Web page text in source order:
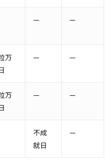
— —
万
— —
万
— —
不成
就日
—